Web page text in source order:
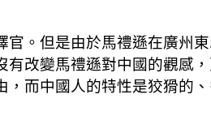
。但是由於馬禮遜在廣州
改變馬禮遜對中國的觀感
而中國人的特性是狡猾的